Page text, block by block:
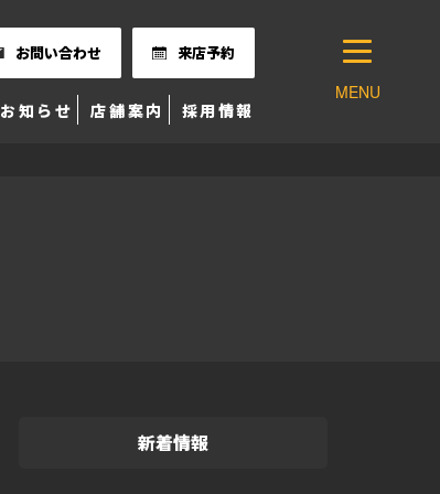
お問い合わせ 来店予約
お知らせ 店舗案内 採用情報
MENU
新着情報